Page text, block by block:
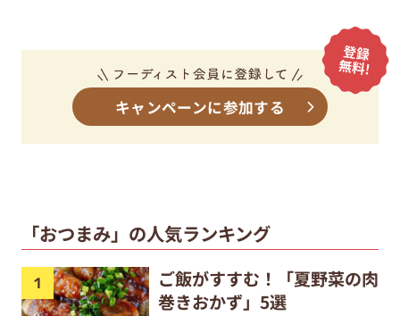
キャンペーンに参加する
「おつまみ」の人気ランキング
ご飯がすすむ！「夏野菜の肉
巻きおかず」5選